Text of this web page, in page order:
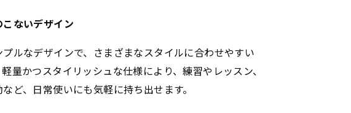
ないデザイン
ルなデザインで、さまざまなスタイルに合わせやすい
量かつスタイリッシュな仕様により、練習やレッスン、
ど、日常使いにも気軽に持ち出せます。